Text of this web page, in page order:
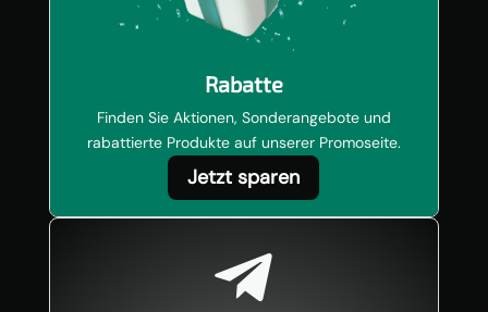
Rabatte
Finden Sie Aktionen, Sonderangebote und
rabattierte Produkte auf unserer Promoseite.
Jetzt sparen
